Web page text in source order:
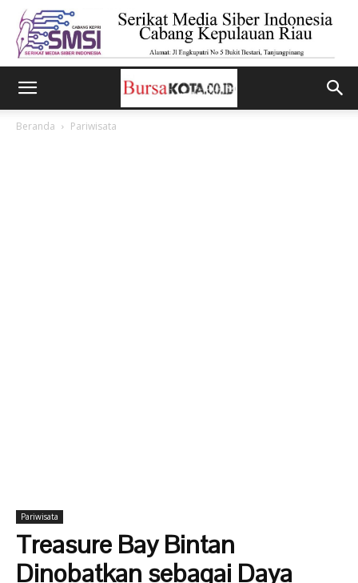
Beranda Pariwisata
Pariwisata
Treasure Bay Bintan
Dinobatkan sebagai Daya